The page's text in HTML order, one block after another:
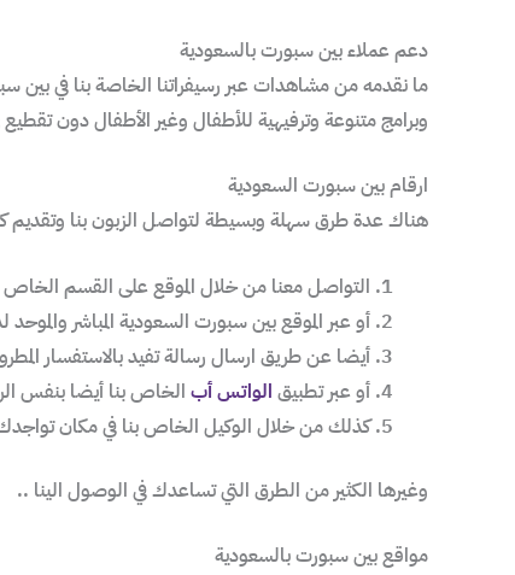
دعم عملاء بين سبورت بالسعودية
ما نقدمه من مشاهدات عبر رسيفراتنا الخاصة بنا في
وبرامج متنوعة وترفيهية للأطفال وغير الأطفال دون
ارقام بين سبورت السعودية
هناك عدة طرق سهلة وبسيطة لتواصل الزبون بنا وتقديم
التواصل معنا من خلال الموقع على القسم الخاص
أو عبر الموقع بين سبورت السعودية المباشر
أيضا عن طريق ارسال رسالة تفيد بالاستفسار
أو عبر تطبيق الواتس أب الخاص بنا أيضا بنفس
كذلك من خلال الوكيل الخاص بنا في مكان
وغيرها الكثير من الطرق التي تساعدك في الوصول الينا ..
مواقع بين سبورت بالسعودية